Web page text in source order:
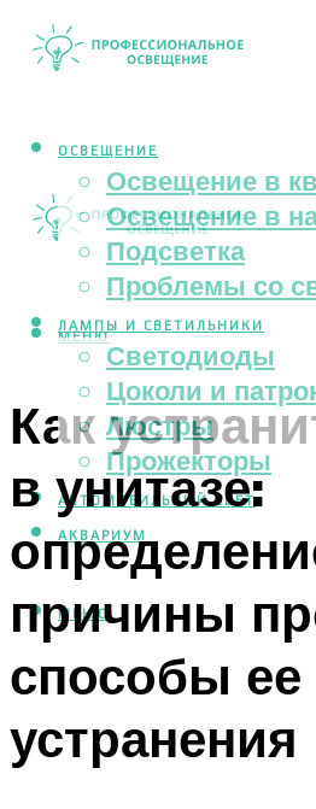
ОСВЕЩЕНИЕ
Освещение в
Освещение в
Подсветка
Проблемы со
ЛАМПЫ И СВЕТИЛЬНИКИ
Светодиоды
Цоколи и
Люстры
Прожекторы
АВТОМОБИЛЬНЫЙ СВЕТ
АКВАРИУМ
МЕНЮ
МЕНЮ
Как
в унитазе:
причины
способы ее
устранения